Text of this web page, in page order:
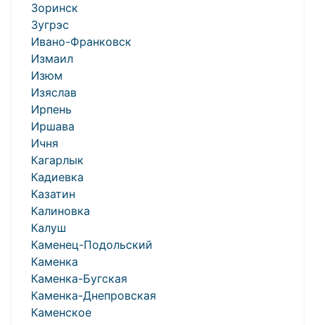
Зоринск
Зугрэс
Ивано-Франковск
Измаил
Изюм
Изяслав
Ирпень
Иршава
Ичня
Кагарлык
Кадиевка
Казатин
Калиновка
Калуш
Каменец-Подольский
Каменка
Каменка-Бугская
Каменка-Днепровская
Каменское